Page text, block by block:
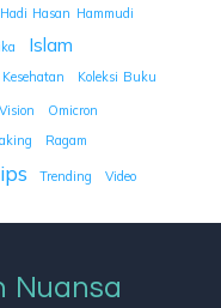
Hasan Hammudi
Islam
Kesehatan Koleksi Buku
Omicron
Ragam
Trending
Video
Nuansa